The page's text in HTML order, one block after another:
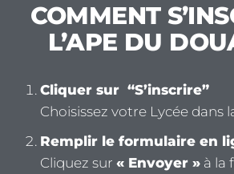
COMMENT
L’APE DU
Cliquer sur “S’inscrire”
Choisissez votre Lycée dans
Remplir le formulaire en
Cliquez sur « Envoyer » à la